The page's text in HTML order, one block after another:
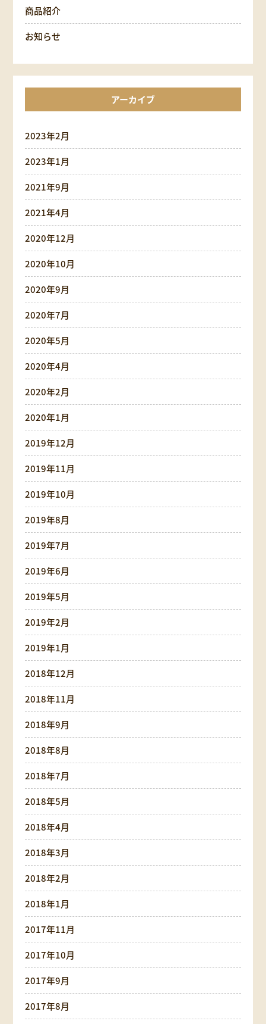
商品紹介
お知らせ
アーカイブ
2023年2月
2023年1月
2021年9月
2021年4月
2020年12月
2020年10月
2020年9月
2020年7月
2020年5月
2020年4月
2020年2月
2020年1月
2019年12月
2019年11月
2019年10月
2019年8月
2019年7月
2019年6月
2019年5月
2019年2月
2019年1月
2018年12月
2018年11月
2018年9月
2018年8月
2018年7月
2018年5月
2018年4月
2018年3月
2018年2月
2018年1月
2017年11月
2017年10月
2017年9月
2017年8月